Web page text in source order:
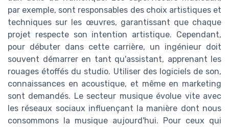
par exemple, sont responsables des choix artistiques et
techniques sur les œuvres, garantissant que chaque
projet respecte son intention artistique. Cependant,
pour débuter dans cette carrière, un ingénieur doit
souvent démarrer en tant qu'assistant, apprenant les
rouages étoffés du studio. Utiliser des logiciels de son,
connaissances en acoustique, et même en marketing
sont demandés. Le secteur musique évolue vite avec
les réseaux sociaux influençant la manière dont nous
consommons la musique aujourd'hui. Pour ceux qui